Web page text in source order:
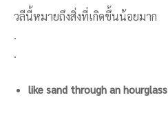
วลีนี้หมายถึงสิ่งที่เกิดขึ้นน้อยมาก
.
.
like sand through an hourglass